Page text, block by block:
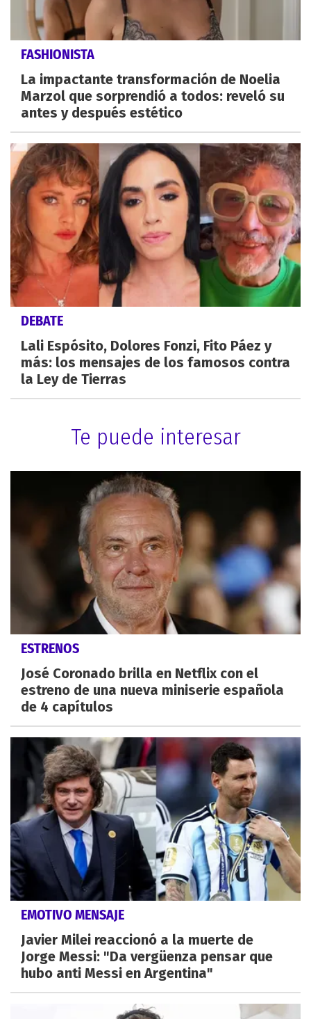
FASHIONISTA
La impactante transformación de Noelia
Marzol que sorprendió a todos: reveló su
antes y después estético
DEBATE
Lali Espósito, Dolores Fonzi, Fito Páez y
más: los mensajes de los famosos contra
la Ley de Tierras
Te puede interesar
ESTRENOS
José Coronado brilla en Netflix con el
estreno de una nueva miniserie española
de 4 capítulos
EMOTIVO MENSAJE
Javier Milei reaccionó a la muerte de
Jorge Messi: "Da vergüenza pensar que
hubo anti Messi en Argentina"